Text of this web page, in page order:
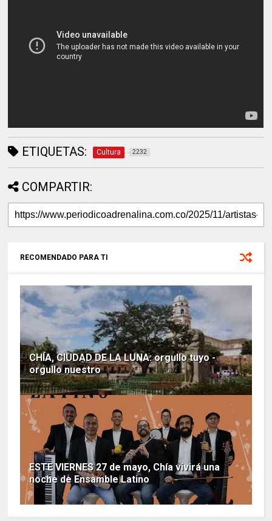
ETIQUETAS: Cultura 2232
COMPARTIR:
RECOMENDADO PARA TI
CHÍA, CIUDAD DE LA LUNA: orgullo tuyo -
orgullo nuestro
ESTE VIERNES 27 de mayo, Chía vivirá una
noche de Ensamble Latino